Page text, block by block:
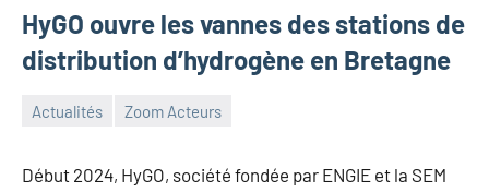
HyGO ouvre les vannes des stations de
distribution d’hydrogène en Bretagne
Actualités Zoom Acteurs
2024
Début 2024, HyGO, société fondée par ENGIE et la SEM